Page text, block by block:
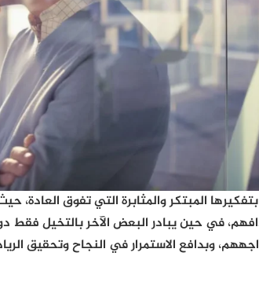
بتفكيرها المبتكر والمثابرة التي تفوق
في حين يبادر البعض الآخر بالتخيل فقط
وبدافع الاستمرار في النجاح وتحقيق